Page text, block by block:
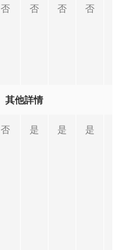
否 否 否 否
其他詳情
否 是 是 是